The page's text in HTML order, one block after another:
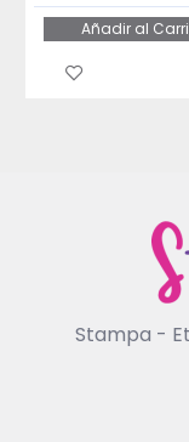
Añadir al
Stampa -